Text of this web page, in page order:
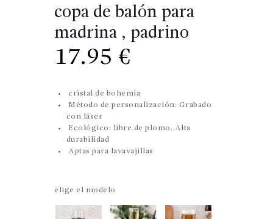
copa de balón para
madrina , padrino
17.95 €
cristal de bohemia
Método de personalización: Grabado
con láser
Ecológico: libre de plomo. Alta
durabilidad
Aptas para lavavajillas
elige el modelo